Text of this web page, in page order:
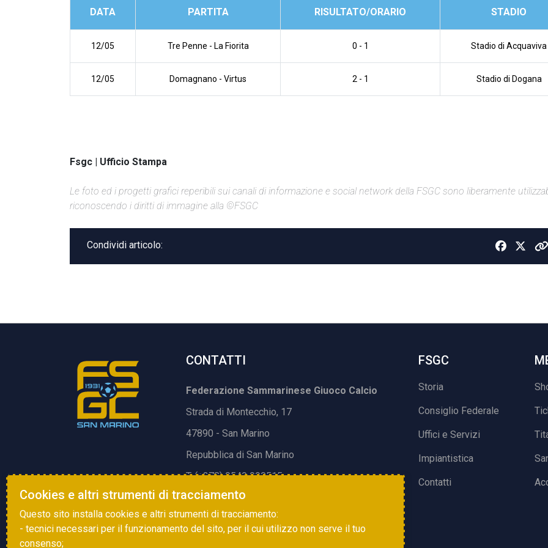
DATA PARTITA RISULTATO/ORARIO STADIO
12/05 Tre Penne - La Fiorita 0 - 1 Stadio di Acquaviva
12/05 Domagnano - Virtus 2 - 1 Stadio di Dogana
Fsgc | Ufficio Stampa
Le foto ed i progetti grafici reperibili sui canali di informazione e social network della FSGC sono liberamente
riconoscendo i diritti di immagine alla ©FSGC
Condividi articolo:
CONTATTI
Federazione Sammarinese Giuoco Calcio
Strada di Montecchio, 17
47890 - San Marino
Repubblica di San Marino
T. (+378) 0549 990515
E.info@fsgc.sm
FSGC
Storia
Consiglio Federale
Uffici e Servizi
Impiantistica
Contatti
Cookies e altri strumenti di tracciamento
Questo sito installa cookies e altri strumenti di tracciamento:
- tecnici necessari per il funzionamento del sito, per il cui utilizzo non serve il tuo
consenso;